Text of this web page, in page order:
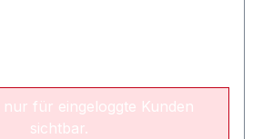
nur für eingeloggte Kunden
sichtbar.